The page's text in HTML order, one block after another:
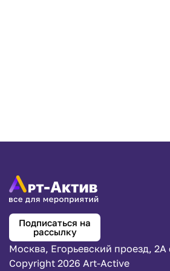
Подписаться на
рассылку
Москва, Егорьевский проезд, 2А
Copyright 2026 Art-Active